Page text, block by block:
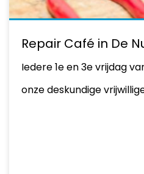
Repair Café in De
Iedere 1e en 3e vrijdag
onze deskundige